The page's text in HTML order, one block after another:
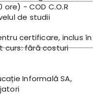
- COD C.O.R
de studii
certificare, inclus în
curs: fără costuri
Informală SA,